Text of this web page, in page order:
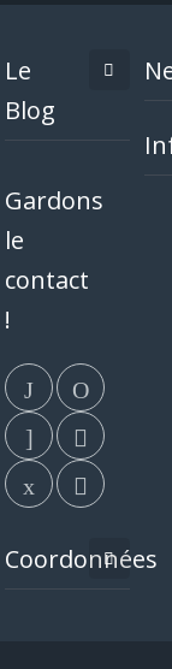
Le
Blog
Gardons
le
contact
!
Coordonnées